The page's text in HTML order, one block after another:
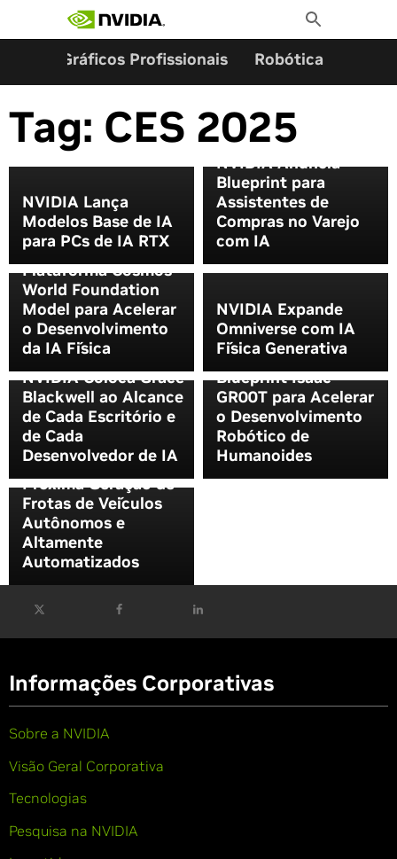
Toggle
Search
Gráficos Profissionais Robótica
Tag: CES 2025
NVIDIA Lança
Modelos Base de IA
para PCs de IA RTX
NVIDIA Anuncia
Blueprint para
Assistentes de
Compras no Varejo
com IA
NVIDIA Lança
Plataforma Cosmos
World Foundation
Model para Acelerar
o Desenvolvimento
da IA Física
NVIDIA Expande
Omniverse com IA
Física Generativa
NVIDIA Coloca Grace
Blackwell ao Alcance
de Cada Escritório e
de Cada
Desenvolvedor de IA
NVIDIA Anuncia
Blueprint Isaac
GR00T para Acelerar
o Desenvolvimento
Robótico de
Humanoides
Toyota, Aurora e
Continental Juntam-
se à Crescente Lista
de Parceiros NVIDIA,
Implantando a
Próxima Geração de
Frotas de Veículos
Autônomos e
Altamente
Automatizados
Informações Corporativas
Sobre a NVIDIA
Visão Geral Corporativa
Tecnologias
Pesquisa na NVIDIA